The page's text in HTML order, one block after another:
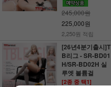
245,000원
225,000원
2,250원 적립
[26년4분기출시]T
B리그 - SR-BD01
H/SR-BD02H 실
루엣 볼륨걸
[2종 중 택1]